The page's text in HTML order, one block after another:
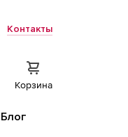
Контакты
Корзина
Блог